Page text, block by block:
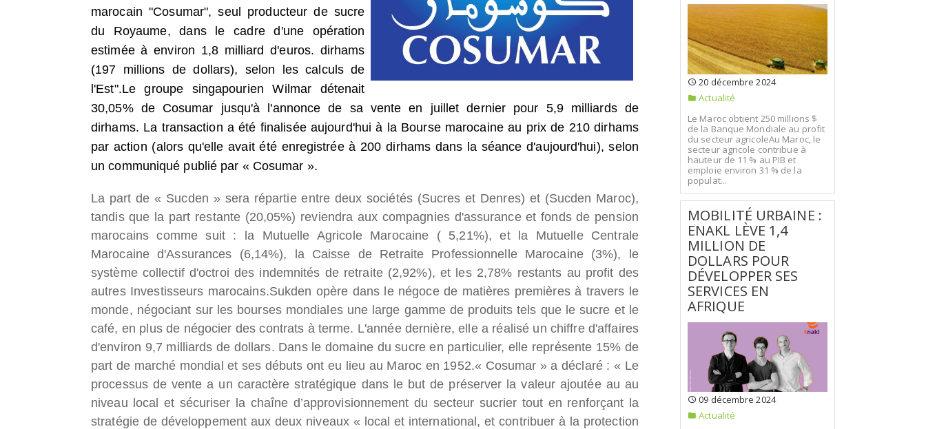
marocain "Cosumar", seul producteur de sucre
du Royaume, dans le cadre d'une opération
estimée à environ 1,8 milliard d'euros. dirhams
(197 millions de dollars), selon les calculs de
l'Est".Le groupe singapourien Wilmar détenait
30,05% de Cosumar jusqu'à l'annonce de sa vente en juillet dernier pour 5,9 milliards de
dirhams. La transaction a été finalisée aujourd'hui à la Bourse marocaine au prix de 210 dirhams
par action (alors qu'elle avait été enregistrée à 200 dirhams dans la séance d'aujourd'hui), selon
un communiqué publié par « Cosumar ».
La part de « Sucden » sera répartie entre deux sociétés (Sucres et Denres) et (Sucden Maroc),
tandis que la part restante (20,05%) reviendra aux compagnies d'assurance et fonds de pension
marocains comme suit : la Mutuelle Agricole Marocaine ( 5,21%), et la Mutuelle Centrale
Marocaine d'Assurances (6,14%), la Caisse de Retraite Professionnelle Marocaine (3%), le
système collectif d'octroi des indemnités de retraite (2,92%), et les 2,78% restants au profit des
autres Investisseurs marocains.Sukden opère dans le négoce de matières premières à travers le
monde, négociant sur les bourses mondiales une large gamme de produits tels que le sucre et le
café, en plus de négocier des contrats à terme. L'année dernière, elle a réalisé un chiffre d'affaires
d'environ 9,7 milliards de dollars. Dans le domaine du sucre en particulier, elle représente 15% de
part de marché mondial et ses débuts ont eu lieu au Maroc en 1952.« Cosumar » a déclaré : « Le
processus de vente a un caractère stratégique dans le but de préserver la valeur ajoutée au au
niveau local et sécuriser la chaîne d’approvisionnement du secteur sucrier tout en renforçant la
stratégie de développement aux deux niveaux « local et international, et contribuer à la protection
20 décembre 2024
Actualité
Le Maroc obtient 250 millions $
de la Banque Mondiale au profit
du secteur agricoleAu Maroc, le
secteur agricole contribue à
hauteur de 11 % au PIB et
emploie environ 31 % de la
populat...
MOBILITÉ URBAINE :
ENAKL LÈVE 1,4
MILLION DE
DOLLARS POUR
DÉVELOPPER SES
SERVICES EN
AFRIQUE
09 décembre 2024
Actualité